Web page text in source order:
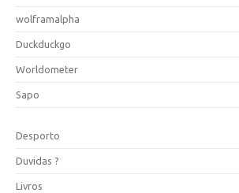
wolframalpha
Duckduckgo
Worldometer
Sapo
Desporto
Duvidas ?
Livros